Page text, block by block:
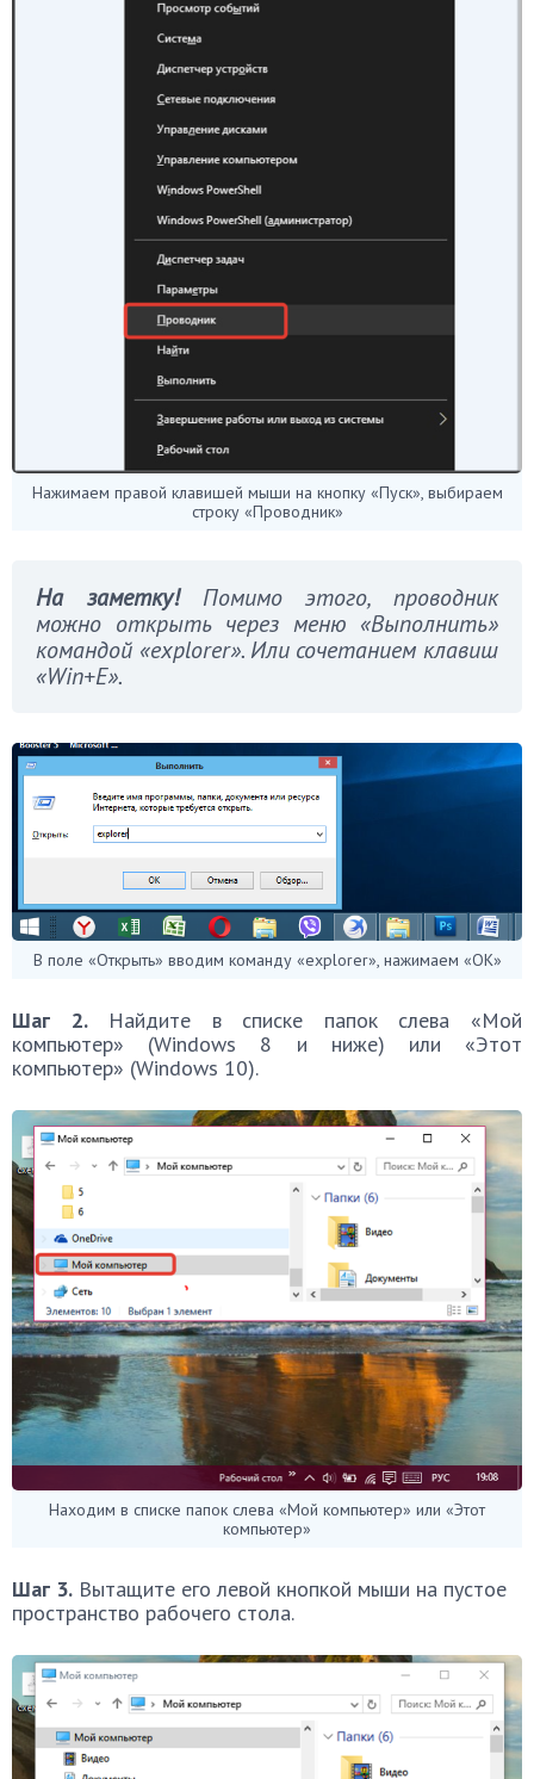
Нажимаем правой клавишей мыши на кнопку «Пуск», выбираем
строку «Проводник»
На заметку!Помимо этого, проводник
можно открыть через меню «Выполнить»
командой «explorer». Или сочетанием клавиш
«Win+E».
В поле «Открыть» вводим команду «explorer», нажимаем «ОК»
Шаг 2.Найдите в списке папок слева «Мой
компьютер» (Windows 8 и ниже) или «Этот
компьютер» (Windows 10).
Находим в списке папок слева «Мой компьютер» или «Этот
компьютер»
Шаг 3. Вытащите его левой кнопкой мыши на пустое
пространство рабочего стола.